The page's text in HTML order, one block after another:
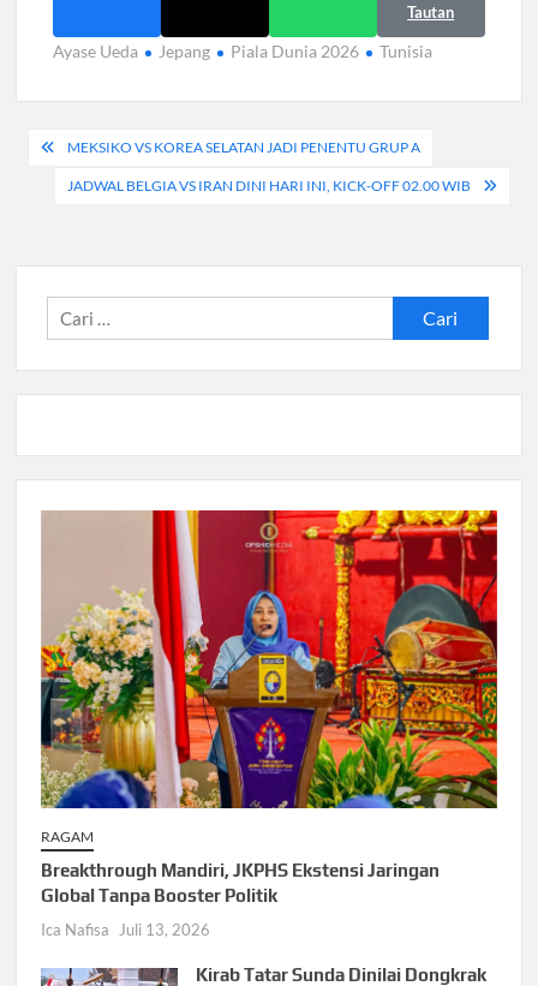
Tautan
Ayase Ueda Jepang Piala Dunia 2026 Tunisia
Navigasi
pos
MEKSIKO VS KOREA SELATAN JADI PENENTU GRUP A
JADWAL BELGIA VS IRAN DINI HARI INI, KICK-OFF 02.00 WIB
Cari
untuk:
RAGAM
Breakthrough Mandiri, JKPHS Ekstensi Jaringan
Global Tanpa Booster Politik
Ica Nafisa Juli 13, 2026
Kirab Tatar Sunda Dinilai Dongkrak